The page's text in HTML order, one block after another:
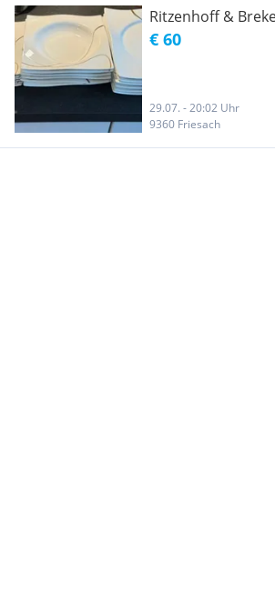
Ritzenhoff &
€ 60
29.07. - 20:02 Uhr
9360 Friesach